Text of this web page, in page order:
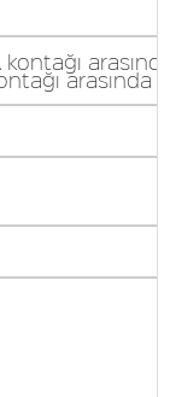
arasında